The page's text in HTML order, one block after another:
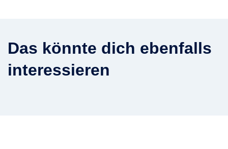
Das könnte dich ebenfalls
interessieren